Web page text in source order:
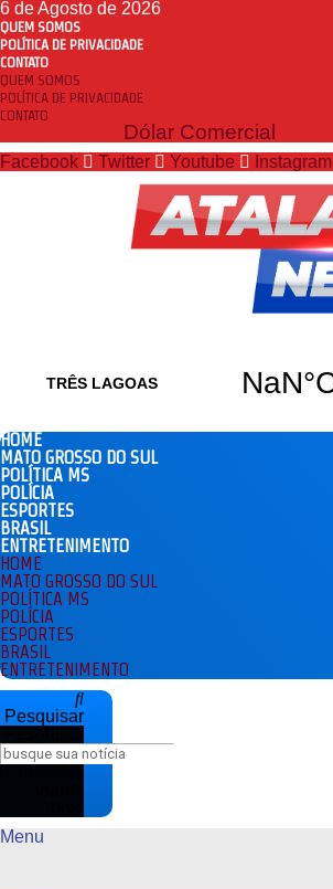
6 de Agosto de 2026
QUEM SOMOS
POLÍTICA DE PRIVACIDADE
CONTATO
QUEM SOMOS
POLÍTICA DE PRIVACIDADE
CONTATO
Dólar Comercial
Facebook Twitter Youtube Instagram
HOME
MATO GROSSO DO SUL
POLÍTICA MS
POLÍCIA
ESPORTES
BRASIL
ENTRETENIMENTO
HOME
MATO GROSSO DO SUL
POLÍTICA MS
POLÍCIA
ESPORTES
BRASIL
ENTRETENIMENTO
Pesquisar
Menu